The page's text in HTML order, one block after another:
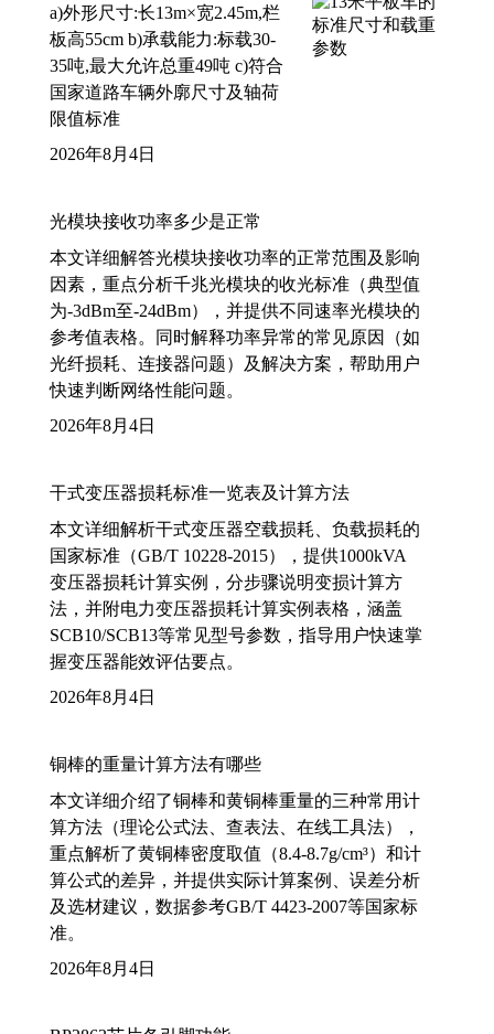
a)外形尺寸:长13m×宽2.45m,栏
板高55cm b)承载能力:标载30-
35吨,最大允许总重49吨 c)符合
国家道路车辆外廓尺寸及轴荷
限值标准
2026年8月4日
光模块接收功率多少是正常
本文详细解答光模块接收功率的正常范围及影响
因素，重点分析千兆光模块的收光标准（典型值
为-3dBm至-24dBm），并提供不同速率光模块的
参考值表格。同时解释功率异常的常见原因（如
光纤损耗、连接器问题）及解决方案，帮助用户
快速判断网络性能问题。
2026年8月4日
干式变压器损耗标准一览表及计算方法
本文详细解析干式变压器空载损耗、负载损耗的
国家标准（GB/T 10228-2015），提供1000kVA
变压器损耗计算实例，分步骤说明变损计算方
法，并附电力变压器损耗计算实例表格，涵盖
SCB10/SCB13等常见型号参数，指导用户快速掌
握变压器能效评估要点。
2026年8月4日
铜棒的重量计算方法有哪些
本文详细介绍了铜棒和黄铜棒重量的三种常用计
算方法（理论公式法、查表法、在线工具法），
重点解析了黄铜棒密度取值（8.4-8.7g/cm³）和计
算公式的差异，并提供实际计算案例、误差分析
及选材建议，数据参考GB/T 4423-2007等国家标
准。
2026年8月4日